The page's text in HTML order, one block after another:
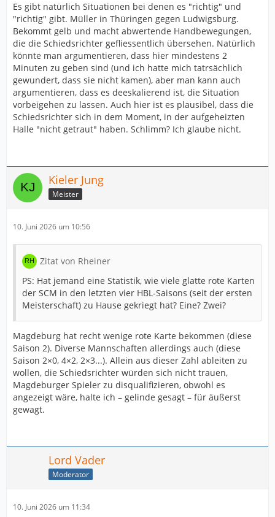
Es gibt natürlich Situationen bei denen es "richtig" und
"richtig" gibt. Müller in Thüringen gegen Ludwigsburg.
Bekommt gelb und macht abwertende Handbewegungen,
die die Schiedsrichter gefliessentlich übersehen. Natürlich
könnte man argumentieren, dass hier mindestens 2
Minuten zu geben sind (und ich hatte mich tatrsächlich
gewundert, dass sie nicht kamen), aber man kann auch
argumentieren, dass es deeskalierend ist, die Situation
vorbeigehen zu lassen. Auch hier ist es plausibel, dass die
Schiedsrichter sich in dem Moment, in der aufgeheizten
Halle "nicht getraut" haben. Schlimm? Ich glaube nicht.
Kieler Jung
Meister
10. Juni 2026 um 10:56
Zitat von Rheiner
PS: Hat jemand eine Statistik, wie viele glatte rote Karten
der SCM in den letzten vier HBL-Saisons (seit der ersten
Meisterschaft) zu Hause gekriegt hat? Eine? Zwei?
Magdeburg hat recht wenige rote Karte bekommen (diese
Saison 2). Diverse Mannschaften allerdings auch (diese
Saison 2×0, 4×2, 2×3...). Allein aus dieser Zahl ableiten zu
wollen, die Schiedsrichter würden sich nicht trauen,
Magdeburger Spieler zu disqualifizieren, obwohl es
angezeigt wäre, halte ich – gelinde gesagt – für äußerst
gewagt.
Lord Vader
Moderator
10. Juni 2026 um 11:34